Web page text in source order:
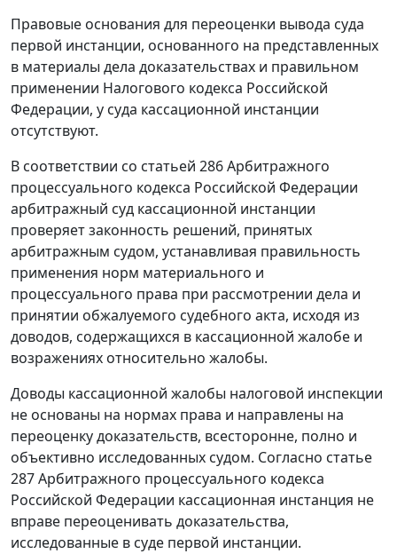
Правовые основания для переоценки вывода суда
первой инстанции, основанного на представленных
в материалы дела доказательствах и правильном
применении Налогового кодекса Российской
Федерации, у суда кассационной инстанции
отсутствуют.
В соответствии со статьей 286Арбитражного
процессуального кодекса Российской Федерации
арбитражный суд кассационной инстанции
проверяет законность решений, принятых
арбитражным судом, устанавливая правильность
применения норм материального и
процессуального права при рассмотрении дела и
принятии обжалуемого судебного акта, исходя из
доводов, содержащихся в кассационной жалобе и
возражениях относительно жалобы.
Доводы кассационной жалобы налоговой инспекции
не основаны на нормах права и направлены на
переоценку доказательств, всесторонне, полно и
объективно исследованных судом. Согласно статье
287Арбитражного процессуального кодекса
Российской Федерации кассационная инстанция не
вправе переоценивать доказательства,
исследованные в суде первой инстанции.